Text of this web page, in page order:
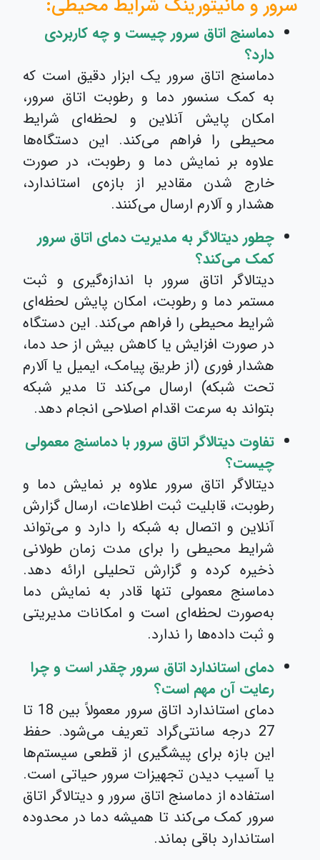
سرور و مانیتورینگ شرایط محیطی:
دماسنج اتاق سرور چیست و چه کاربردی
دارد؟
دماسنج اتاق سرور یک ابزار دقیق است که
به کمک سنسور دما و رطوبت اتاق سرور،
امکان پایش آنلاین و لحظه‌ای شرایط
محیطی را فراهم می‌کند. این دستگاه‌ها
علاوه بر نمایش دما و رطوبت، در صورت
خارج شدن مقادیر از بازه‌ی استاندارد،
هشدار و آلارم ارسال می‌کنند.
چطور دیتالاگر به مدیریت دمای اتاق سرور
کمک می‌کند؟
دیتالاگر اتاق سرور با اندازه‌گیری و ثبت
مستمر دما و رطوبت، امکان پایش لحظه‌ای
شرایط محیطی را فراهم می‌کند. این دستگاه
در صورت افزایش یا کاهش بیش از حد دما،
هشدار فوری (از طریق پیامک، ایمیل یا آلارم
تحت شبکه) ارسال می‌کند تا مدیر شبکه
بتواند به سرعت اقدام اصلاحی انجام دهد.
تفاوت دیتالاگر اتاق سرور با دماسنج معمولی
چیست؟
دیتالاگر اتاق سرور علاوه بر نمایش دما و
رطوبت، قابلیت ثبت اطلاعات، ارسال گزارش
آنلاین و اتصال به شبکه را دارد و می‌تواند
شرایط محیطی را برای مدت زمان طولانی
ذخیره کرده و گزارش تحلیلی ارائه دهد.
دماسنج معمولی تنها قادر به نمایش دما
به‌صورت لحظه‌ای است و امکانات مدیریتی
و ثبت داده‌ها را ندارد.
دمای استاندارد اتاق سرور چقدر است و چرا
رعایت آن مهم است؟
دمای استاندارد اتاق سرور معمولاً بین 18 تا
27 درجه سانتی‌گراد تعریف می‌شود. حفظ
این بازه برای پیشگیری از قطعی سیستم‌ها
یا آسیب دیدن تجهیزات سرور حیاتی است.
استفاده از دماسنج اتاق سرور و دیتالاگر اتاق
سرور کمک می‌کند تا همیشه دما در محدوده
استاندارد باقی بماند.